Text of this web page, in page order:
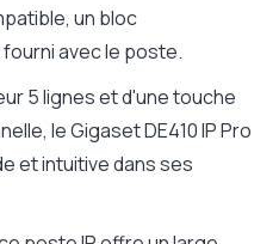
un bloc
avec le poste.
5 lignes et d'une touche
le Gigaset DE410 IP Pro
et intuitive dans ses